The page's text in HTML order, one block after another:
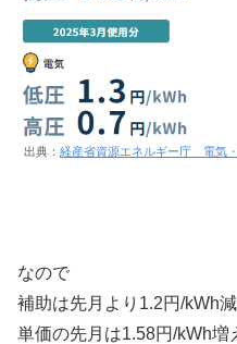
出典： 経産省資源エネルギー庁 電気
なので
補助は先月より1.2円/kWh減
単価の先月は1.58円/kWh増